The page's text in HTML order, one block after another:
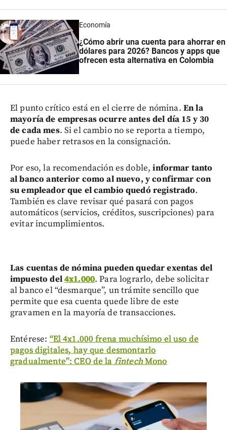
Economía
¿Cómo abrir una cuenta para ahorrar en
dólares para 2026? Bancos y apps que
ofrecen esta alternativa en Colombia
El punto crítico está en el cierre de nómina. En la
mayoría de empresas ocurre antes del día 15 y 30
de cada mes. Si el cambio no se reporta a tiempo,
puede haber retrasos en la consignación.
Por eso, la recomendación es doble,informar tanto
al banco anterior como al nuevo, y confirmar con
su empleador que el cambio quedó registrado.
También es clave revisar qué pasará con pagos
automáticos (servicios, créditos, suscripciones) para
evitar incumplimientos.
Las cuentas de nómina pueden quedar exentas del
impuesto del4x1.000. Para lograrlo, debe solicitar
al banco el “desmarque”, un trámite sencillo que
permite que esa cuenta quede libre de este
gravamen en la mayoría de transacciones.
Entérese: “El 4x1.000 frena muchísimo el uso de
pagos digitales, hay que desmontarlo
gradualmente”: CEO de la fintechMono